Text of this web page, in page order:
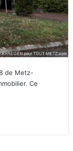
de Metz-
Ce